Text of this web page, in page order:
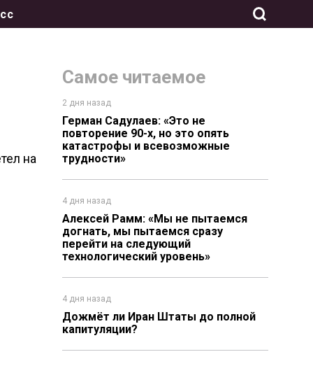
Самое читаемое
2 дня назад
Герман Садулаев: «Это не
повторение 90-х, но это опять
катастрофы и всевозможные
трудности»
4 дня назад
Алексей Рамм: «Мы не пытаемся
догнать, мы пытаемся сразу
перейти на следующий
технологический уровень»
4 дня назад
Дожмёт ли Иран Штаты до полной
капитуляции?
на